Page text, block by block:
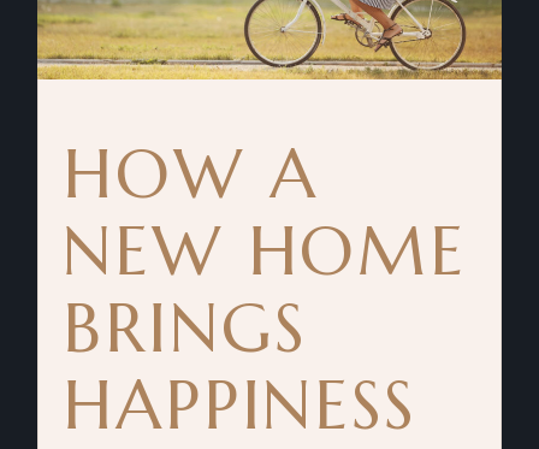
HOW A
NEW HOME
BRINGS
HAPPINESS